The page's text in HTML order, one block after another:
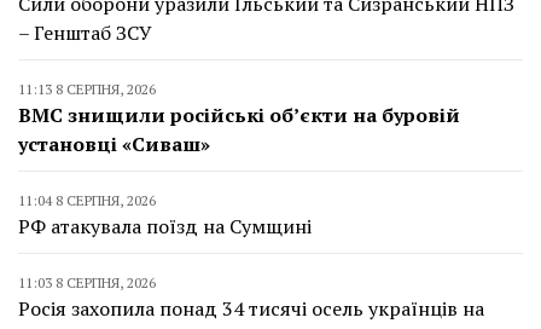
– Генштаб ЗСУ
11:13 8 СЕРПНЯ, 2026
ВМС знищили російські об’єкти на буровій
установці «Сиваш»
11:04 8 СЕРПНЯ, 2026
РФ атакувала поїзд на Сумщині
11:03 8 СЕРПНЯ, 2026
Росія захопила понад 34 тисячі осель українців на